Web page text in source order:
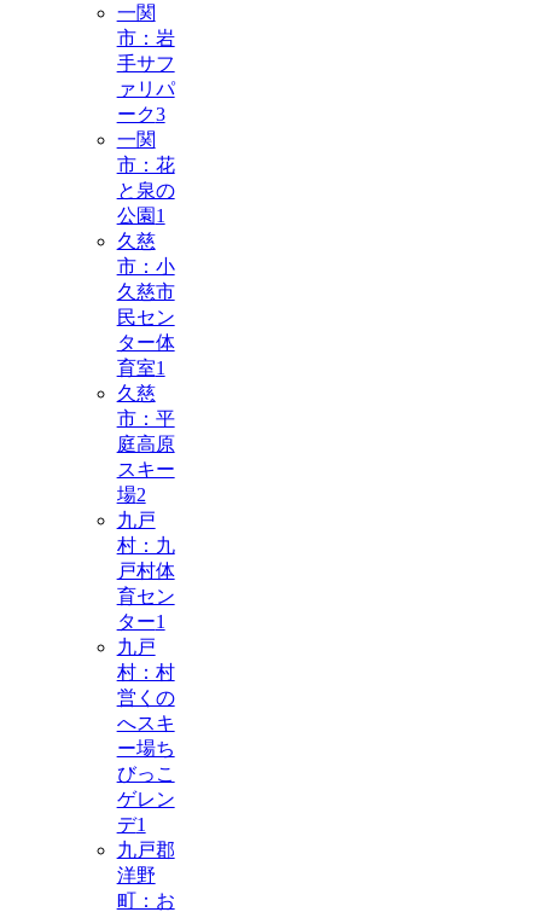
一関
市：岩
手サフ
ァリパ
ーク3
一関
市：花
と泉の
公園 1
久慈
市：小
久慈市
民セン
ター体
育室1
久慈
市：平
庭高原
スキー
場2
九戸
村：九
戸村体
育セン
ター1
九戸
村：村
営くの
へスキ
ー場ち
びっこ
ゲレン
デ1
九戸郡
洋野
町：お